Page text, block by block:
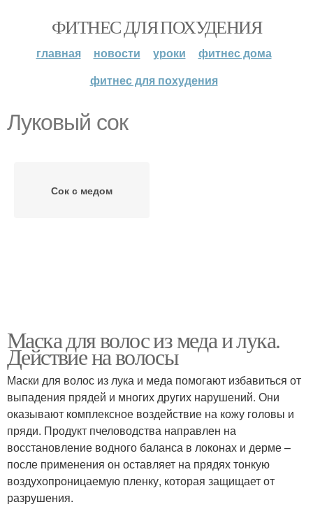
ФИТНЕС ДЛЯ ПОХУДЕНИЯ
главная новости уроки
фитнес дома
фитнес для похудения
Луковый сок
Сок с медом
Маска для волос из меда и лука.
Действие на волосы
Маски для волос из лука и меда помогают избавиться от
выпадения прядей и многих других нарушений. Они
оказывают комплексное воздействие на кожу головы и
пряди. Продукт пчеловодства направлен на
восстановление водного баланса в локонах и дерме –
после применения он оставляет на прядях тонкую
воздухопроницаемую пленку, которая защищает от
разрушения.